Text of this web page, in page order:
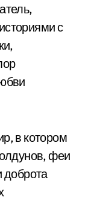
с
в котором
феи
доброта